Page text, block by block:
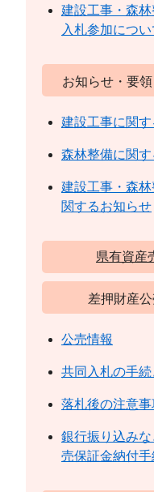
建設工事・森
入札参加につい
お知らせ・要
建設工事に関
森林整備に関
建設工事・森
関するお知らせ
県有資産
差押財産
公売情報
共同入札の手続
落札後の注意事
銀行振り込み
売保証金納付手